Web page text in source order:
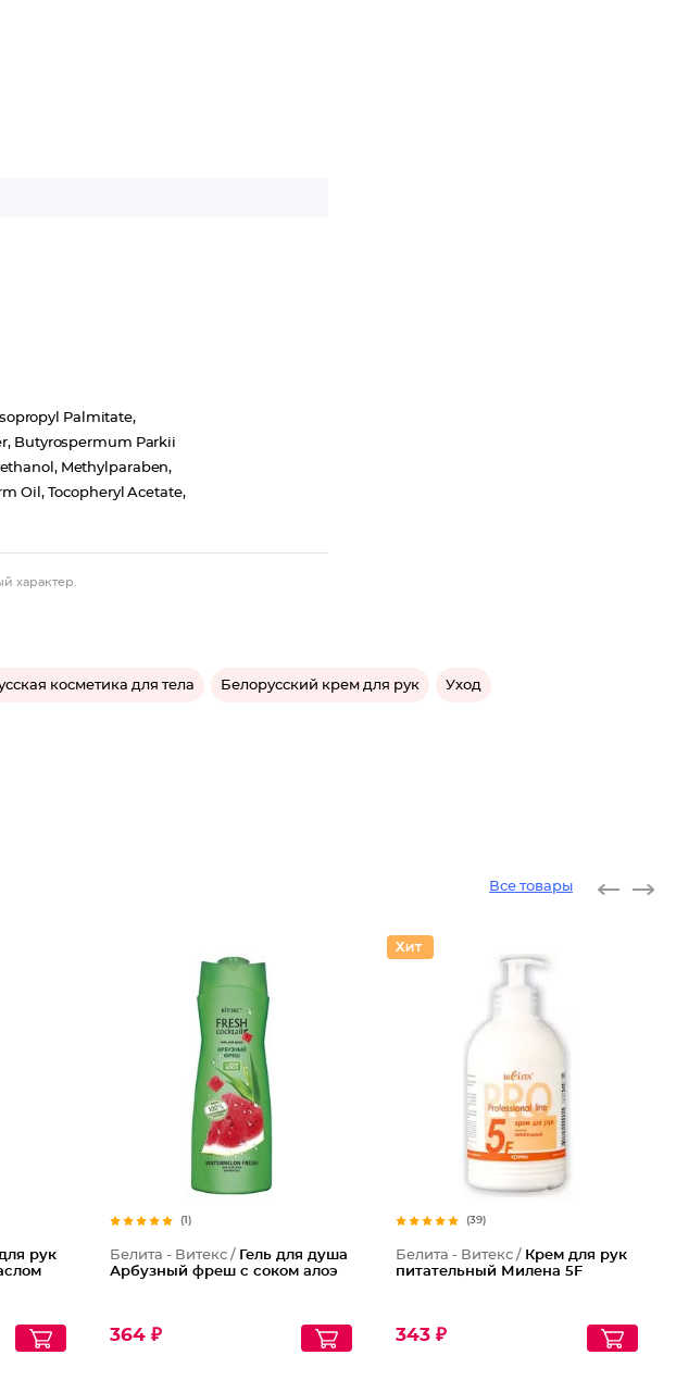
Palmitate,
Butyrospermum Parkii
Methylparaben,
Oil, Tocopheryl Acetate,
характер.
косметика для тела Белорусский крем для рук Уход
Все товары
рук
(1)
Белита - Витекс / Гель для душа
Арбузный фреш с соком алоэ
364 ₽
(39)
Белита - Витекс / Крем для рук
питательный Милена 5F
343 ₽